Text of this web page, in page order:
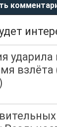
ударила
взлёта